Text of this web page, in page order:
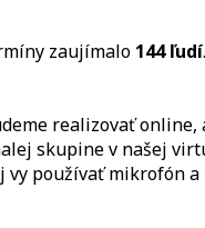
zaujímalo 144 ľudí.
realizovať online,
skupine v našej
vy používať